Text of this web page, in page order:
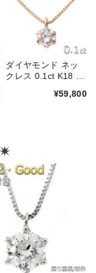
ダイヤモンド ネッ
クレス 0.1ct K18 ピ
ヤネックレス 6本爪
¥59,800